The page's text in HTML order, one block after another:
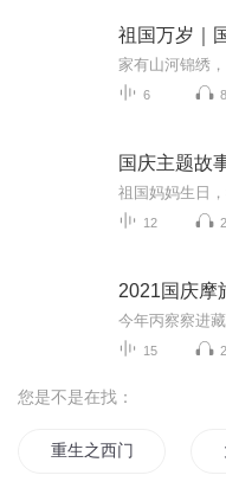
祖国万岁｜
6
国庆主题故
12
2021国庆摩
15
您是不是在找：
重生之西门庆